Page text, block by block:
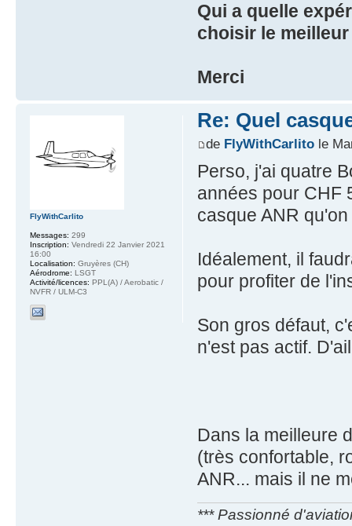
Qui a quelle
choisir le
Merci
Re: Quel
de FlyWithCarlitole
Perso, j'ai quatre
années pour CHF
casque ANR
Idéalement, il
pour profiter de
Son gros défaut,
n'est pas actif.
Dans la meilleure
(très confortable,
ANR... mais il ne
*** Passionné
FlyWithCarlito
Messages: 299
Inscription: Vendredi 22 Janvier 2021
16:00
Localisation: Gruyères (CH)
Aérodrome: LSGT
Activité/licences: PPL(A) / Aerobatic /
NVFR / ULM-C3